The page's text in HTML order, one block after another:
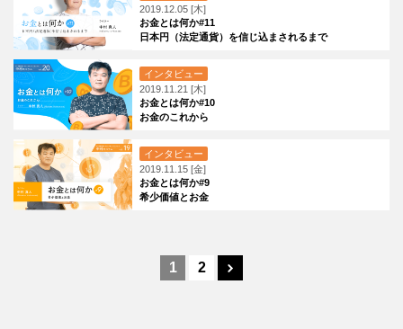
2019.12.05 [木]
お金とは何か#11
日本円（法定通貨）を信じ込まされるまで
インタビュー
2019.11.21 [木]
お金とは何か#10
お金のこれから
インタビュー
2019.11.15 [金]
お金とは何か#9
希少価値とお金
1 2